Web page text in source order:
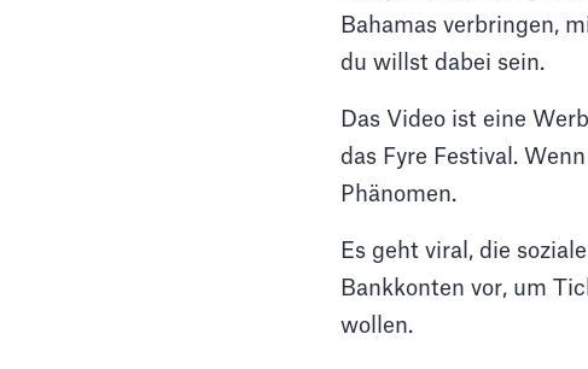
Bahamas verbringen,
du willst dabei sein.
Das Video ist eine
das Fyre Festival.
Phänomen.
Es geht viral, die
Bankkonten vor, um
wollen.